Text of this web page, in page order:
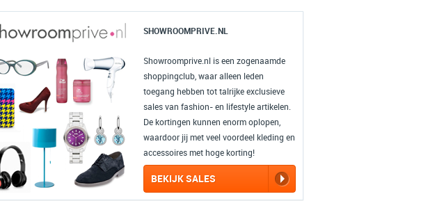
SHOWROOMPRIVE.NL
Showroomprive.nl is een zogenaamde
shoppingclub, waar alleen leden
toegang hebben tot talrijke exclusieve
sales van fashion- en lifestyle artikelen.
De kortingen kunnen enorm oplopen,
waardoor jij met veel voordeel kleding en
accessoires met hoge korting!
BEKIJK SALES